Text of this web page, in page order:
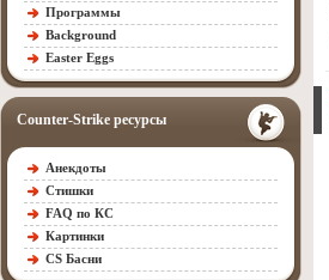
Программы
Background
Easter Eggs
Counter-Strike ресурсы
Анекдоты
Стишки
FAQ по КС
Картинки
CS Басни